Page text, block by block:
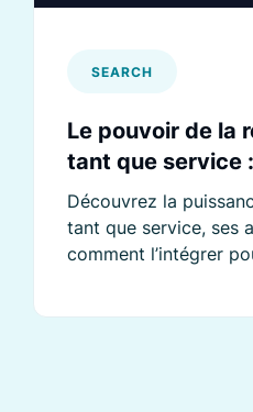
SEARCH
Le pouvoir de la
tant que service
fonction de
Découvrez la
tant que service, ses
comment l’intégrer